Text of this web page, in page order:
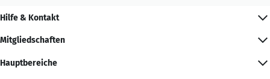
Hilfe & Kontakt
Mitgliedschaften
Hauptbereiche